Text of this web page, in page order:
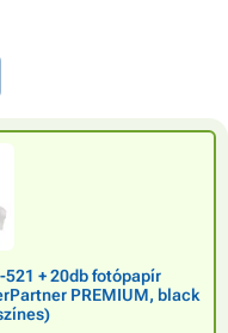
521 + 20db fotópapír
PREMIUM, black